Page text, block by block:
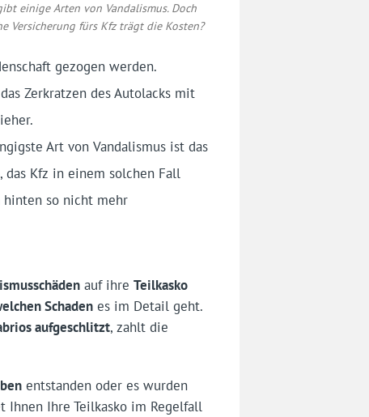
einige Arten von Vandalismus. Doch
Versicherung fürs Kfz trägt die Kosten?
gezogen werden.
Zerkratzen des Autolacks mit
Art von Vandalismus ist das
Kfz in einem solchen Fall
hinten so nicht mehr
auf ihre Teilkasko
Schadenes im Detail geht.
aufgeschlitzt, zahlt die
entstanden oder es wurden
Ihnen Ihre Teilkasko im Regelfall